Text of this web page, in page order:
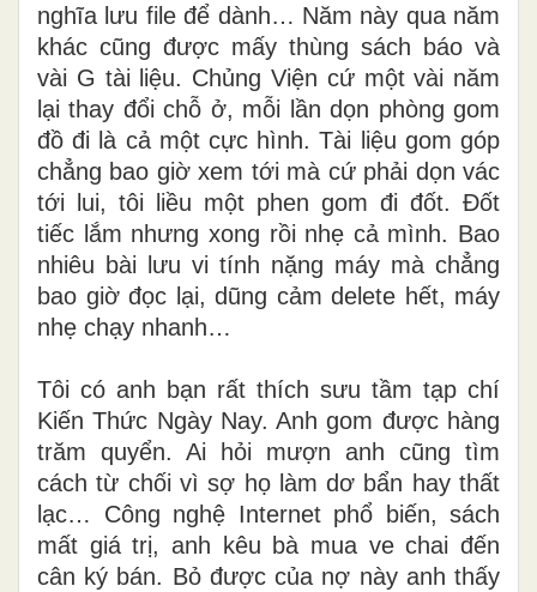
nghĩa lưu file để dành… Năm này qua năm
khác cũng được mấy thùng sách báo và
vài G tài liệu. Chủng Viện cứ một vài năm
lại thay đổi chỗ ở, mỗi lần dọn phòng gom
đồ đi là cả một cực hình. Tài liệu gom góp
chẳng bao giờ xem tới mà cứ phải dọn vác
tới lui, tôi liều một phen gom đi đốt. Đốt
tiếc lắm nhưng xong rồi nhẹ cả mình. Bao
nhiêu bài lưu vi tính nặng máy mà chẳng
bao giờ đọc lại, dũng cảm delete hết, máy
nhẹ chạy nhanh…
Tôi có anh bạn rất thích sưu tầm tạp chí
Kiến Thức Ngày Nay. Anh gom được hàng
trăm quyển. Ai hỏi mượn anh cũng tìm
cách từ chối vì sợ họ làm dơ bẩn hay thất
lạc… Công nghệ Internet phổ biến, sách
mất giá trị, anh kêu bà mua ve chai đến
cân ký bán. Bỏ được của nợ này anh thấy